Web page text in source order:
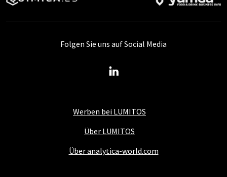
Werben bei LUMITOS
Über LUMITOS
Über analytica-world.com
Folgen Sie uns auf Social Media